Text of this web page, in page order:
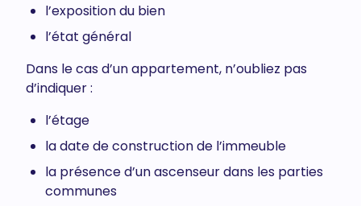
l’exposition du bien
l’état général
Dans le cas d’un appartement, n’oubliez pas
d’indiquer :
l’étage
la date de construction de l’immeuble
la présence d’un ascenseur dans les parties
communes